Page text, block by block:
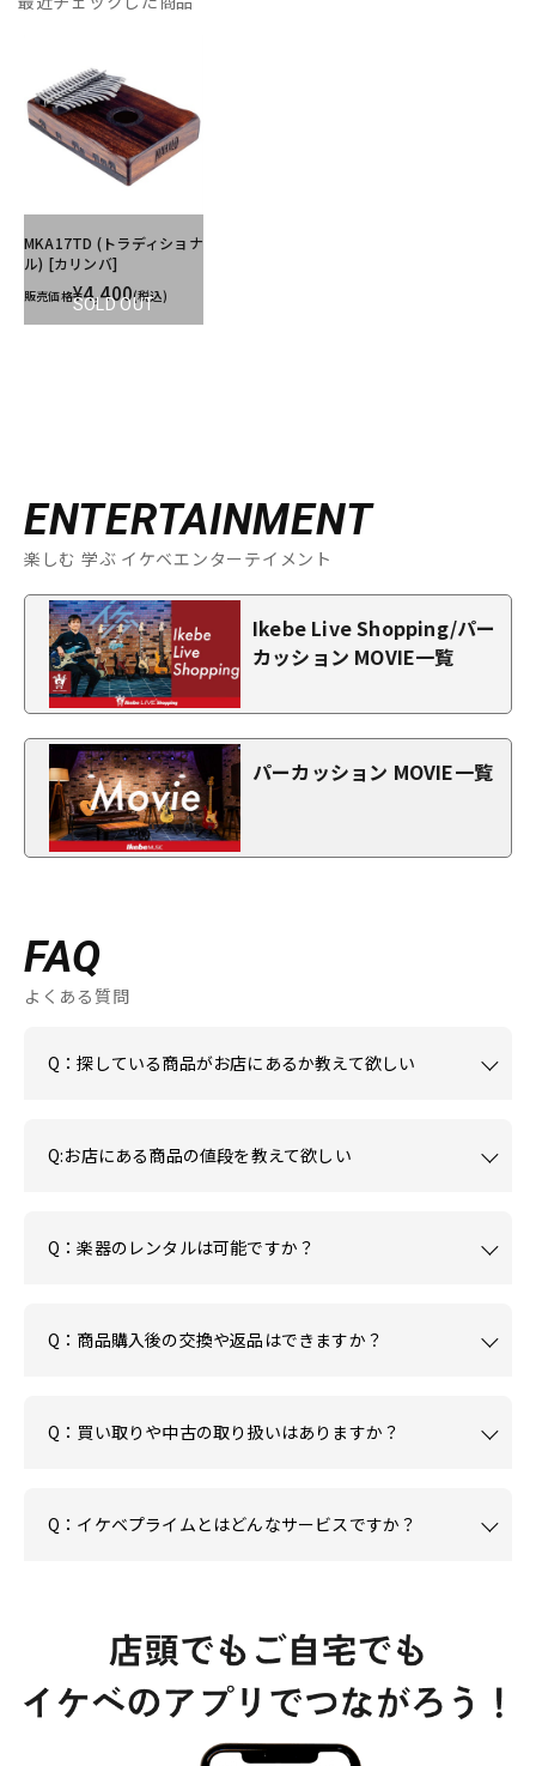
SOLD OUT
MKA17TD (トラディショナ
ル) [カリンバ]
販売価格¥4,400(税込)
ENTERTAINMENT
楽しむ 学ぶ イケベエンターテイメント
Ikebe Live Shopping/パー
カッション MOVIE一覧
パーカッション MOVIE一覧
FAQ
よくある質問
Q：探している商品がお店にあるか教えて欲しい
Q:お店にある商品の値段を教えて欲しい
Q：楽器のレンタルは可能ですか？
Q：商品購入後の交換や返品はできますか？
Q：買い取りや中古の取り扱いはありますか？
Q：イケベプライムとはどんなサービスですか？